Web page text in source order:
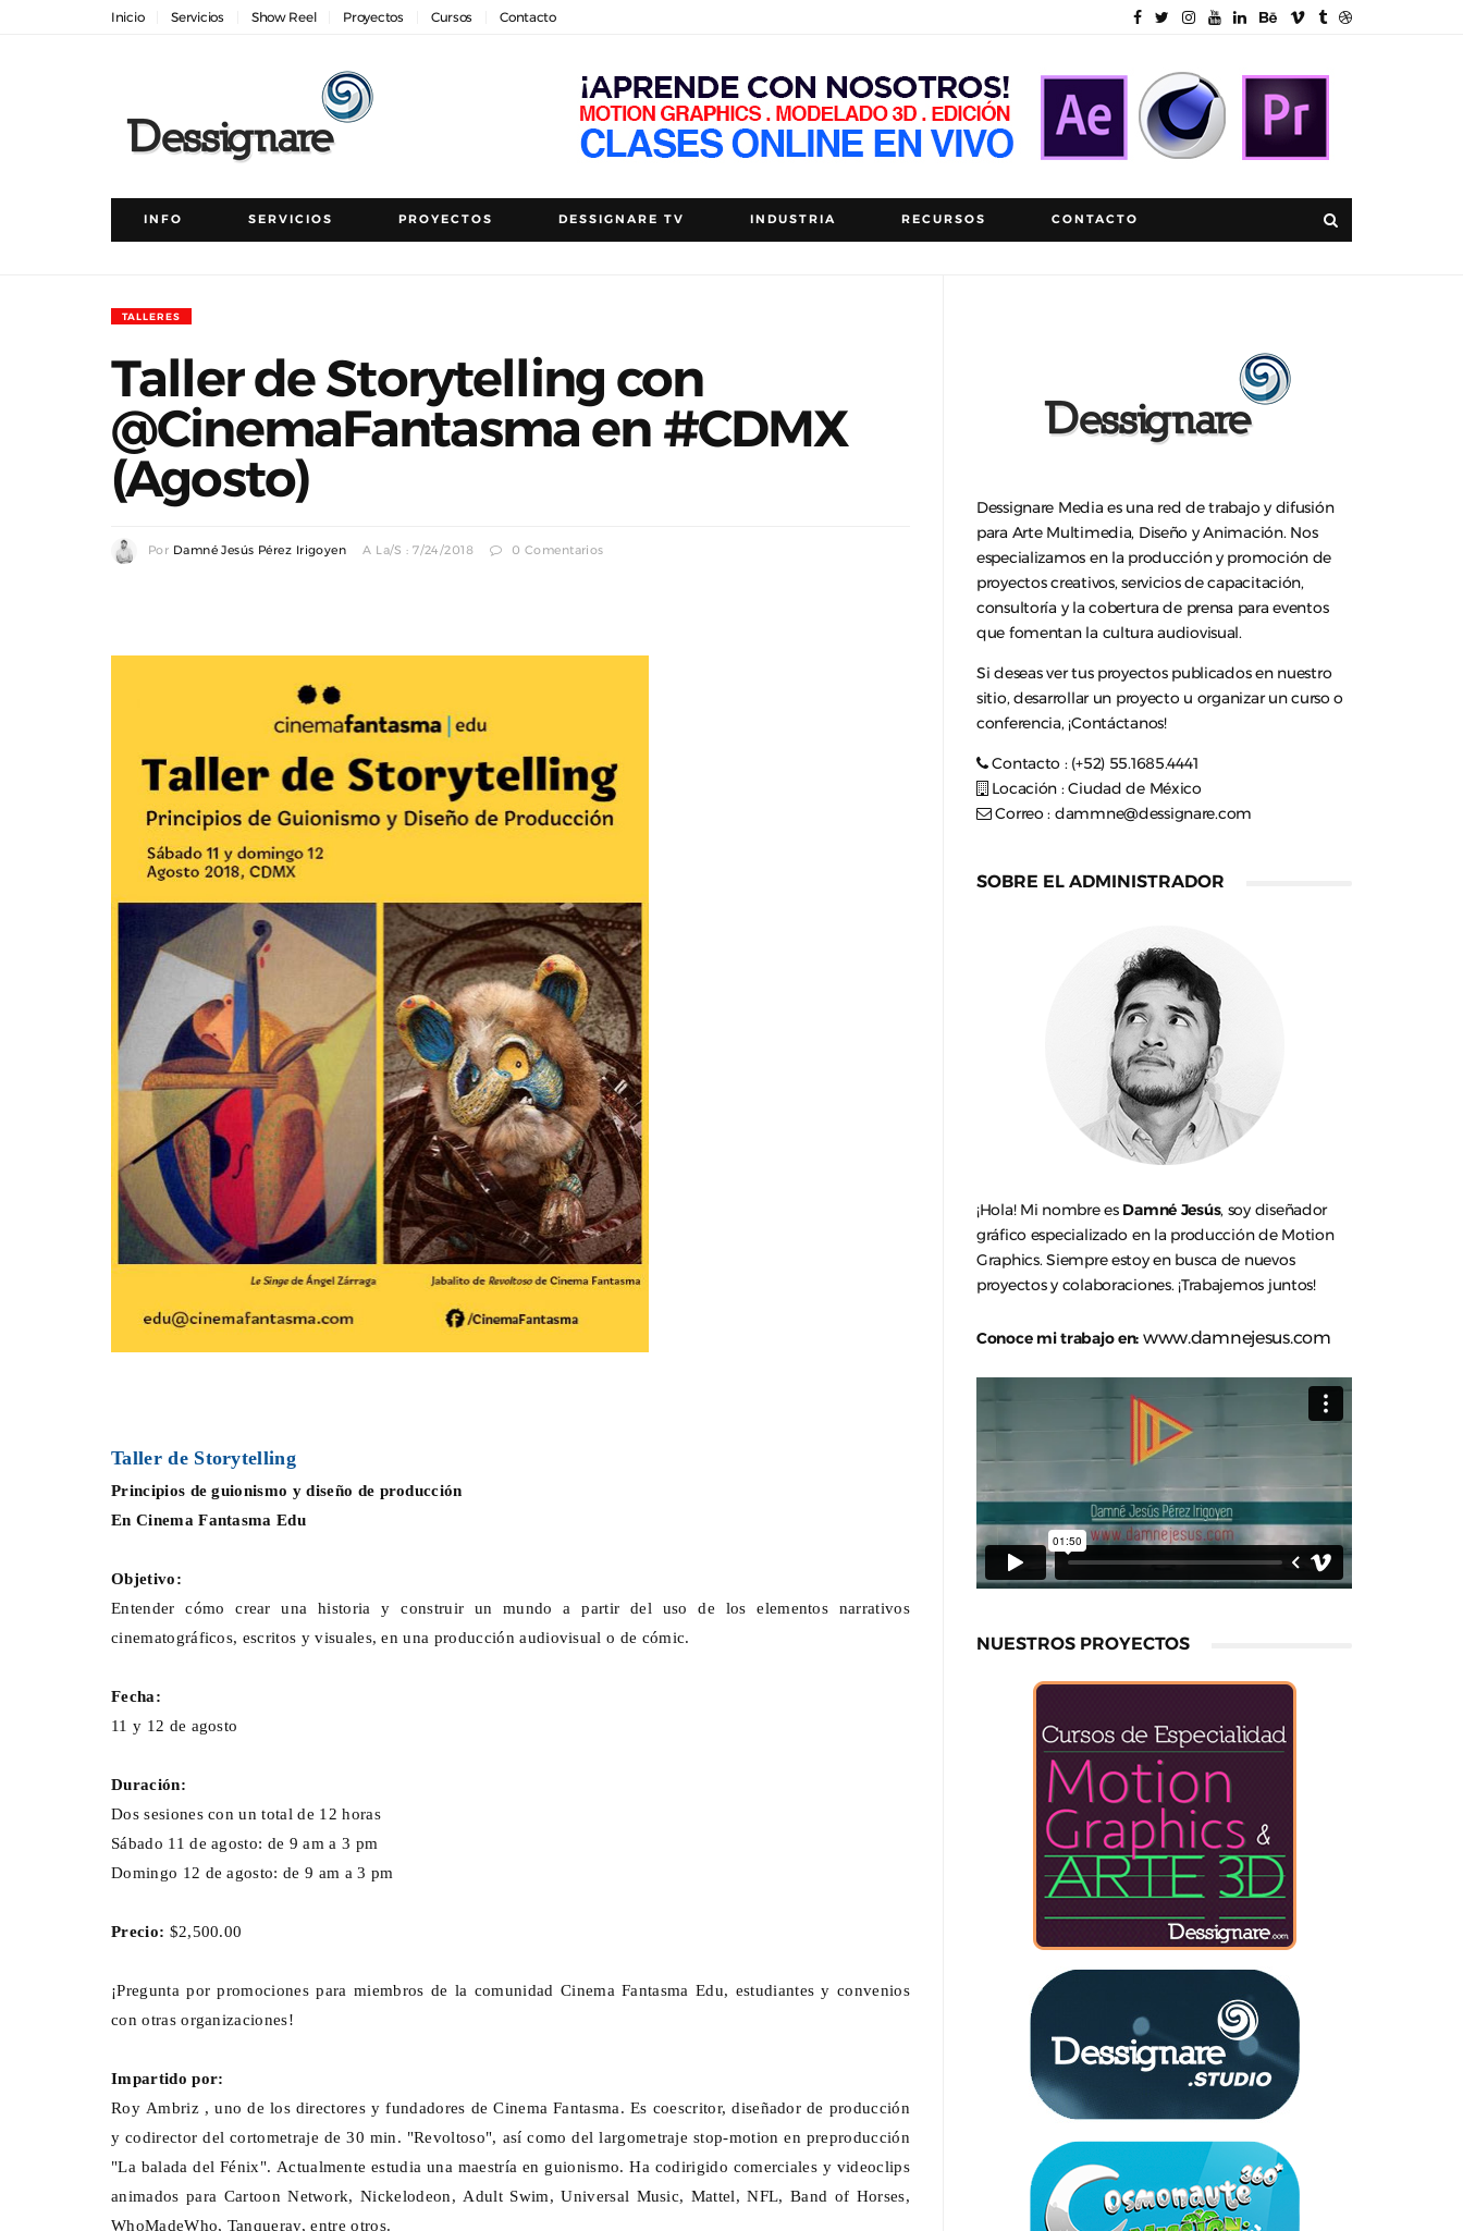
Inicio Servicios Show Reel Proyectos Cursos Contacto
INFO SERVICIOS PROYECTOS DESSIGNARE TV INDUSTRIA RECURSOS CONTACTO
TALLERES
Taller de Storytelling con
@CinemaFantasma en #CDMX
(Agosto)
Por Damné Jesús Pérez Irigoyen A La/s : 7/24/2018 0 Comentarios
Taller de Storytelling
Principios de guionismo y diseño de producción
En Cinema Fantasma Edu
Objetivo:
Entender cómo crear una historia y construir un mundo a partir del uso de los elementos narrativos
cinematográficos, escritos y visuales, en una producción audiovisual o de cómic.
Fecha:
11 y 12 de agosto
Duración:
Dos sesiones con un total de 12 horas
Sábado 11 de agosto: de 9 am a 3 pm
Domingo 12 de agosto: de 9 am a 3 pm
Precio: $2,500.00
¡Pregunta por promociones para miembros de la comunidad Cinema Fantasma Edu, estudiantes y convenios
con otras organizaciones!
Impartido por:
Roy Ambriz , uno de los directores y fundadores de Cinema Fantasma. Es coescritor, diseñador de producción
y codirector del cortometraje de 30 min. "Revoltoso", así como del largometraje stop-motion en preproducción
"La balada del Fénix". Actualmente estudia una maestría en guionismo. Ha codirigido comerciales y videoclips
animados para Cartoon Network, Nickelodeon, Adult Swim, Universal Music, Mattel, NFL, Band of Horses,
WhoMadeWho, Tanqueray, entre otros.
Dessignare Media es una red de trabajo y difusión
para Arte Multimedia, Diseño y Animación. Nos
especializamos en la producción y promoción de
proyectos creativos, servicios de capacitación,
consultoría y la cobertura de prensa para eventos
que fomentan la cultura audiovisual.
Si deseas ver tus proyectos publicados en nuestro
sitio, desarrollar un proyecto u organizar un curso o
conferencia, ¡Contáctanos!
Contacto : (+52) 55.1685.4441
Locación : Ciudad de México
Correo : dammne@dessignare.com
SOBRE EL ADMINISTRADOR
¡Hola! Mi nombre es Damné Jesús, soy diseñador
gráfico especializado en la producción de Motion
Graphics. Siempre estoy en busca de nuevos
proyectos y colaboraciones. ¡Trabajemos juntos!
Conoce mi trabajo en: www.damnejesus.com
NUESTROS PROYECTOS